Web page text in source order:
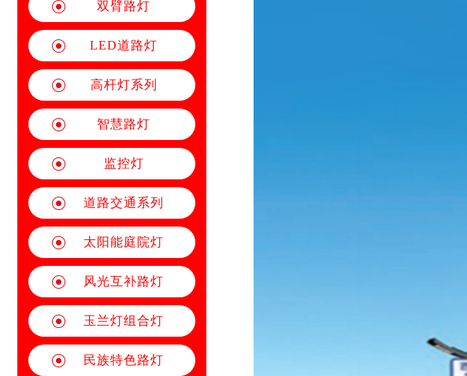
双臂路灯
LED道路灯
高杆灯系列
智慧路灯
监控灯
道路交通系列
太阳能庭院灯
风光互补路灯
玉兰灯组合灯
民族特色路灯